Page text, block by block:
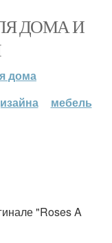
ДОМА И
дома
мебель
"Roses A